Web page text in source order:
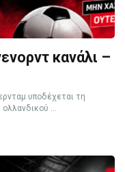
κανάλι –
υποδέχεται τη
...